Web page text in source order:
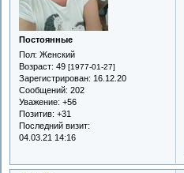
Постоянные
Пол: Женский
Возраст: 49 [1977-01-27]
Зарегистрирован: 16.12.20
Сообщений: 202
Уважение: +56
Позитив: +31
Последний визит:
04.03.21 14:16